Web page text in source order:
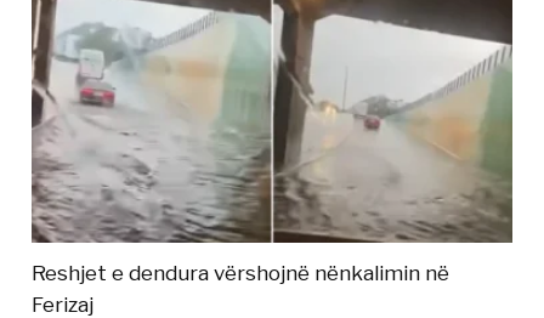
Reshjet e dendura vërshojnë nënkalimin në
Ferizaj